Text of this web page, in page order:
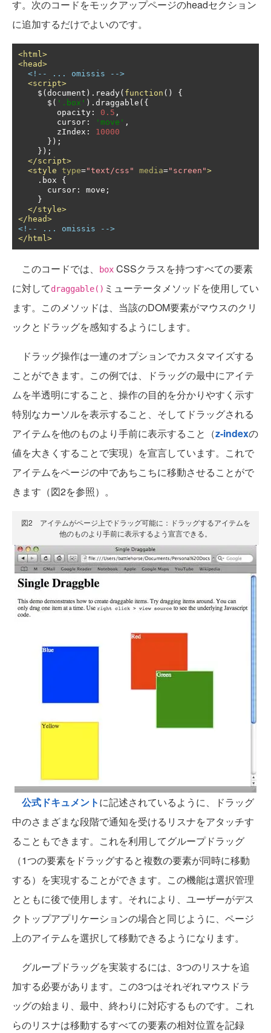
す。次のコードをモックアップページのheadセクション
に追加するだけでよいのです。
<html>
<head>
<!-- ... omissis -->
<script>
    $
( document ). ready( function ()
{
      $
( '.box' ). draggable ({
        opacity
: 0.5 ,
        cursor
: 'move' ,
        zIndex
:
10000
});
});
</script>
<style type="text/css" media="screen">
. box {
      cursor
: move ;
}
</style>
</head>
<!-- ... omissis -->
</html>
このコードでは、 box CSSクラスを持つすべての要素
に対してdraggable() ミューテータメソッドを使用してい
ます。このメソッドは、当該のDOM要素がマウスのクリ
ックとドラッグを感知するようにします。
ドラッグ操作は一連のオプションでカスタマイズする
ことができます。この例では、ドラッグの最中にアイテ
ムを半透明にすること、操作の目的を分かりやすく示す
特別なカーソルを表示すること、そしてドラッグされる
アイテムを他のものより手前に表示すること（z-indexの
値を大きくすることで実現）を宣言しています。これで
アイテムをページの中であちこちに移動させることがで
きます（図2を参照）。
図2 アイテムがページ上でドラッグ可能に：ドラッグするアイテムを
他のものより手前に表示するよう宣言できる。
公式ドキュメントに記述されているように、ドラッグ
中のさまざまな段階で通知を受けるリスナをアタッチす
ることもできます。これを利用してグループドラッグ
（1つの要素をドラッグすると複数の要素が同時に移動
する）を実現することができます。この機能は選択管理
とともに後で使用します。それにより、ユーザーがデス
クトップアプリケーションの場合と同じように、ページ
上のアイテムを選択して移動できるようになります。
グループドラッグを実装するには、3つのリスナを追
加する必要があります。この3つはそれぞれマウスドラ
ッグの始まり、最中、終わりに対応するものです。これ
らのリスナは移動するすべての要素の相対位置を記録